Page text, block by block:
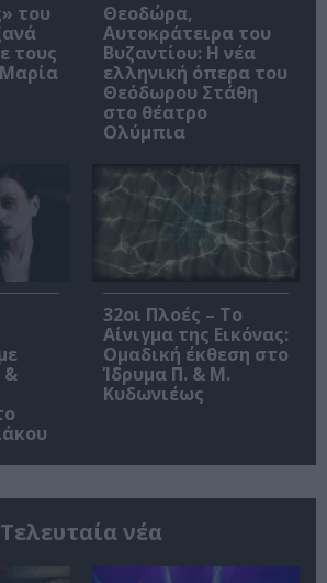
του
τους
Θεοδώρα,
Αυτοκράτειρα του
Βυζαντίου: Η νέα
ελληνική όπερα του
Θεόδωρου Στάθη
στο θέατρο
Ολύμπια
&
32οι Πλοές – Το
Αίνιγμα της Εικόνας:
Ομαδική έκθεση στο
Ίδρυμα Π. & Μ.
Κυδωνιέως
Τελευταία νέα